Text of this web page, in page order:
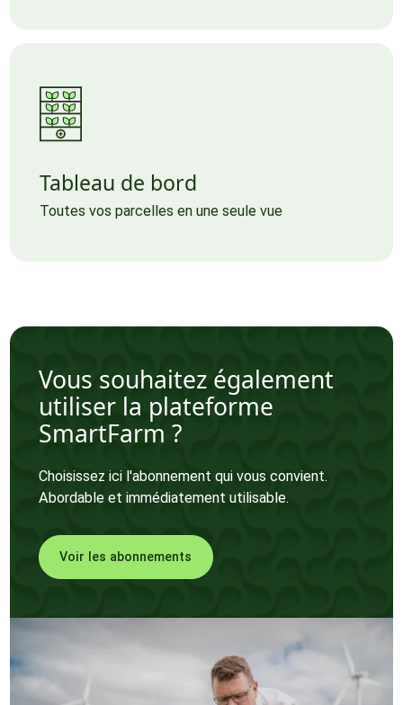
Tableau de bord
Toutes vos parcelles en une seule vue
Vous souhaitez également
utiliser la plateforme
SmartFarm ?
Choisissez ici l'abonnement qui vous convient.
Abordable et immédiatement utilisable.
Voir les abonnements